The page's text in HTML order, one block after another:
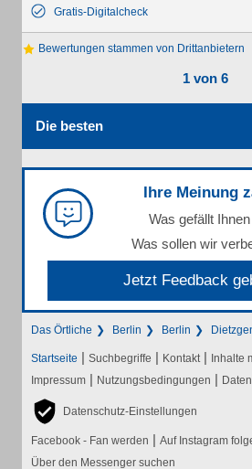
Gratis-Digitalcheck
Bewertungen stammen von Drittanbietern
1 von 6
Die besten
Ihre Meinung
Was gefällt
Was sollen wir
Jetzt Feedback
Das Örtliche Berlin Berlin
Startseite | Suchbegriffe | Kontakt | Inhalte
Impressum | Nutzungsbedingungen |
Datenschutz-Einstellungen
Facebook - Fan werden | Auf Instagram
Über den Messenger suchen